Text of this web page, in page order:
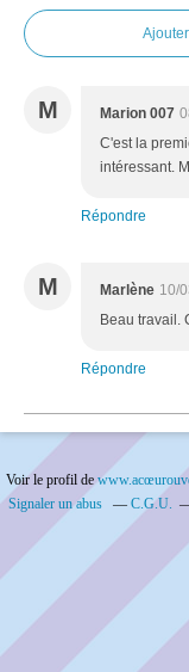
M Marion 007
C'est la
intéressant.
Répondre
M Marlène 10/
Beau travail.
Répondre
Voir le profil de
Signaler un abus
C.G.U.